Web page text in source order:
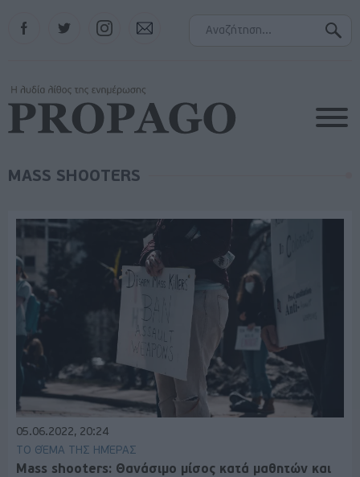
Instagram
MASS SHOOTERS
05.06.2022, 20:24
ΤΟ ΘΈΜΑ ΤΗΣ ΗΜΈΡΑΣ
Mass shooters: Θανάσιμο μίσος κατά μαθητών και